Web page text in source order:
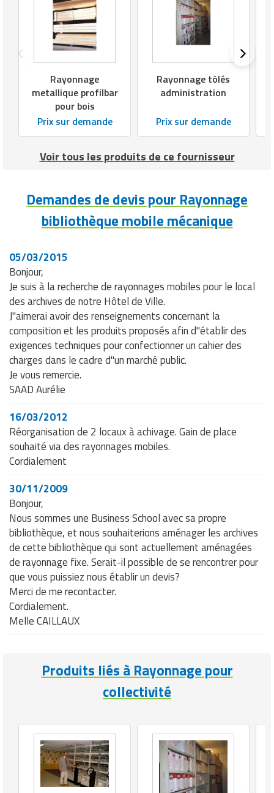
Rayonnage
metallique profilbar
pour bois
Prix sur demande
Rayonnage tôlés
administration
Prix sur demande
Voir tous les produits de ce fournisseur
Demandes de devis pour Rayonnage
bibliothèque mobile mécanique
05/03/2015
Bonjour,
Je suis à la recherche de rayonnages mobiles pour le local
des archives de notre Hôtel de Ville.
J"aimerai avoir des renseignements concernant la
composition et les produits proposés afin d"établir des
exigences techniques pour confectionner un cahier des
charges dans le cadre d"un marché public.
Je vous remercie.
SAAD Aurélie
16/03/2012
Réorganisation de 2 locaux à achivage. Gain de place
souhaité via des rayonnages mobiles.
Cordialement
30/11/2009
Bonjour,
Nous sommes une Business School avec sa propre
bibliothèque, et nous souhaiterions aménager les archives
de cette bibliothèque qui sont actuellement aménagées
de rayonnage fixe. Serait-il possible de se rencontrer pour
que vous puissiez nous établir un devis?
Merci de me recontacter.
Cordialement.
Melle CAILLAUX
Produits liés à Rayonnage pour
collectivité